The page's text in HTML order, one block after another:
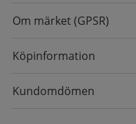
Om märket (GPSR)
Köpinformation
Kundomdömen